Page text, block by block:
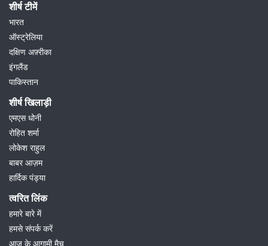
शीर्ष टीमें
भारत
ऑस्ट्रेलिया
दक्षिण अफ़्रीका
इंगलैंड
पाकिस्तान
शीर्ष खिलाड़ी
एमएस धोनी
रोहित शर्मा
लोकेश राहुल
बाबर आज़म
हार्दिक पंड्या
त्वरित लिंक
हमारे बारे में
हमसे संपर्क करें
आज के आगामी मैच